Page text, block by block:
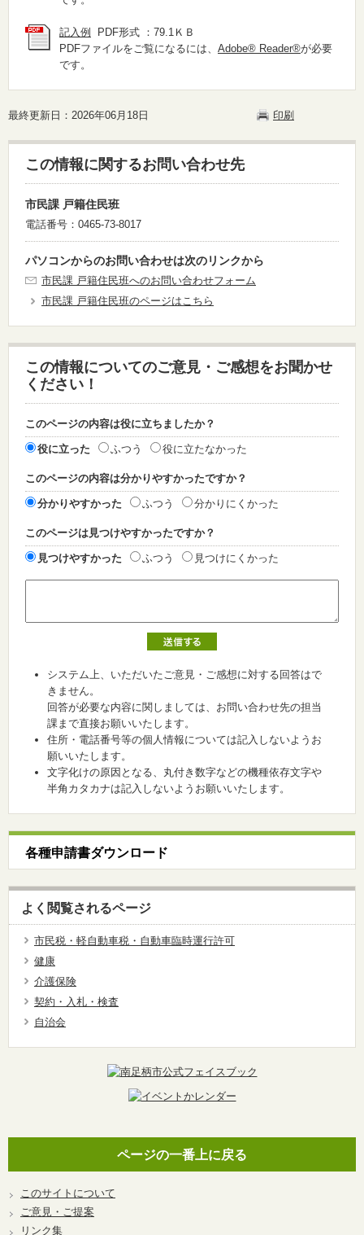
記入例
PDF形式 ：79.1ＫＢ
PDFファイルをご覧になるには、 Adobe® Reader®が必要
です。
最終更新日：2026年06月18日 印刷
この情報に関するお問い合わせ先
市民課 戸籍住民班
電話番号：0465-73-8017
パソコンからのお問い合わせは次のリンクから
市民課 戸籍住民班へのお問い合わせフォーム
市民課 戸籍住民班のページはこちら
この情報についてのご意見・ご感想をお聞かせ
ください！
このページの内容は役に立ちましたか？
役に立った ふつう 役に立たなかった
このページの内容は分かりやすかったですか？
分かりやすかった ふつう 分かりにくかった
このページは見つけやすかったですか？
見つけやすかった ふつう 見つけにくかった
システム上、いただいたご意見・ご感想に対する回答はで
きません。
回答が必要な内容に関しましては、お問い合わせ先の担当
課まで直接お願いいたします。
住所・電話番号等の個人情報については記入しないようお
願いいたします。
文字化けの原因となる、丸付き数字などの機種依存文字や
半角カタカナは記入しないようお願いいたします。
各種申請書ダウンロード
よく閲覧されるページ
市民税・軽自動車税・自動車臨時運行許可
健康
介護保険
契約・入札・検査
自治会
ページの一番上に戻る
このサイトについて
ご意見・ご提案
リンク集